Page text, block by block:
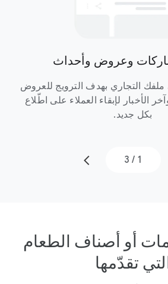
وعروض وأحداث
التجاري بهدف الترويج للعروض
الأخبار لإبقاء العملاء على اطّلاع
بكل جديد.
1
/
3
أو أصناف الطعام
تقدّمها